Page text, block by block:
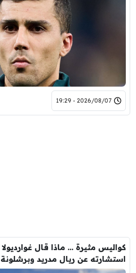
2026/08/07 - 19:29
كواليس مثيرة … ماذا قال
استشارته عن ريال مدريد وبرشلونة